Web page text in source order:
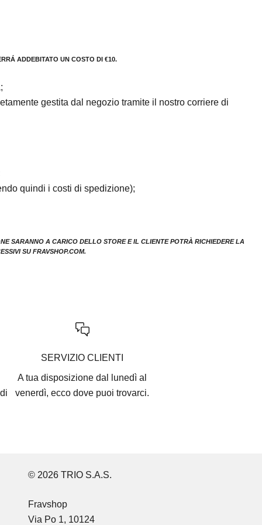
ADDEBITATO UN COSTO DI €10.
;
gestita dal negozio tramite il nostro corriere di
quindi i costi di spedizione);
SARANNO A CARICO DELLO STORE E IL CLIENTE POTRÀ RICHIEDERE LA
SU FRAVSHOP.COM.
SERVIZIO CLIENTI
A tua disposizione dal lunedì al
venerdì, eccodove puoi trovarci.
© 2026 TRIO S.A.S.
Fravshop
Via Po 1, 10124